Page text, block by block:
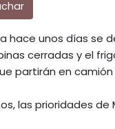
hace unos días se
cerradas y el
partirán en
las prioridades de